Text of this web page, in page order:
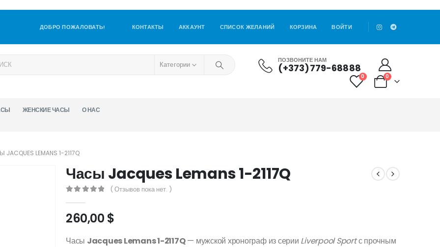
ДОБРО ПОЖАЛОВАТЬ! КОНТАКТЫ АККАУНТ СПИСОК ЖЕЛАНИЙ КОРЗИНА ВОЙТИ
Категории ПОЗВОНИТЕ НАМ
(+373)779-68888
0 0
ЖЕНСКИЕ ЧАСЫ О НАС
JACQUES LEMANS 1-2117Q
Часы Jacques Lemans 1-2117Q
( Отзывов пока нет. )
260,00 $
Часы Jacques Lemans 1-2117Q— мужской хронограф из серии Liverpool Sportс прочным